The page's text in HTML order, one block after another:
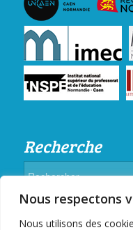
Nous respectons
Nous utilisons des
Recherche